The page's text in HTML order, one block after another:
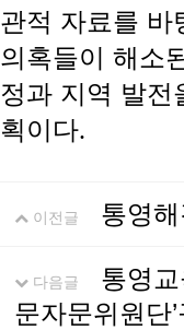
관적 자료를 바
의혹들이 해소
정과 지역 발전
획이다.
이전글 통영
다음글
통영
문자문위원단